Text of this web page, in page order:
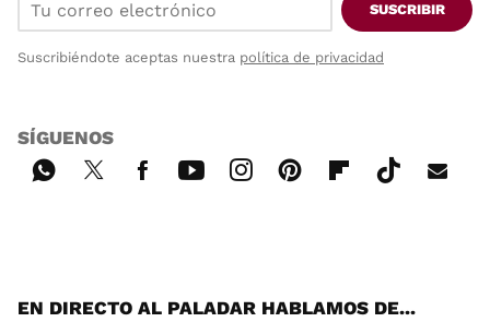
SUSCRIBIR
Suscribiéndote aceptas nuestra política de privacidad
SÍGUENOS
EN DIRECTO AL PALADAR HABLAMOS DE...